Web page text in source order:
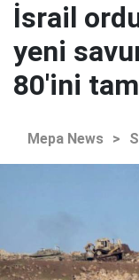
İsrail
yeni
80'ini
Mepa News >